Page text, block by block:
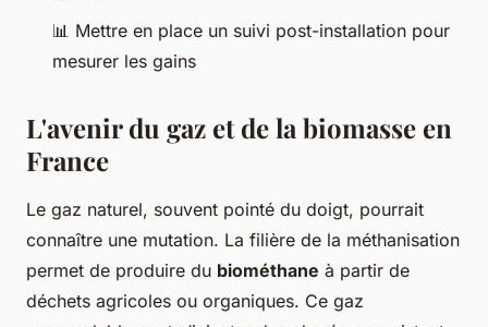
📊 Mettre en place un suivi post-installation pour
mesurer les gains
L'avenir du gaz et de la biomasse en
France
Le gaz naturel, souvent pointé du doigt, pourrait
connaître une mutation. La filière de la méthanisation
permet de produire du biométhane à partir de
déchets agricoles ou organiques. Ce gaz